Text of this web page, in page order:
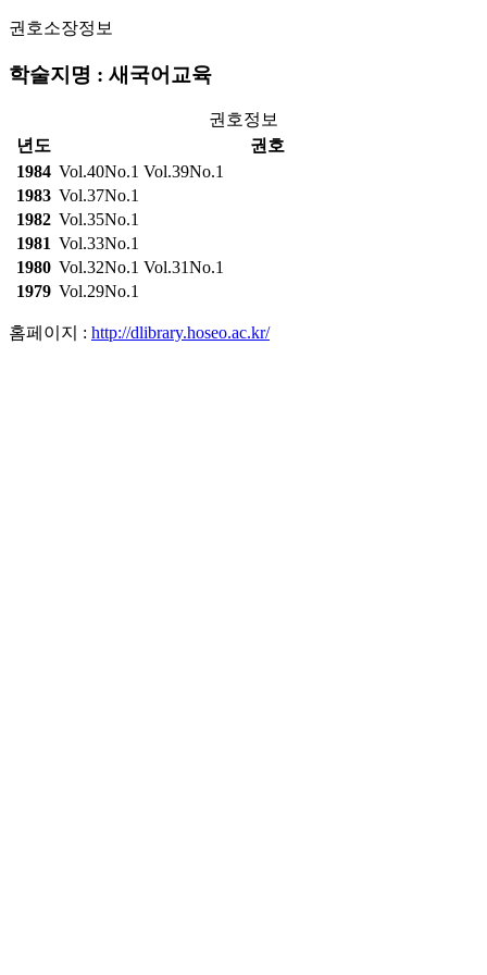
권호소장정보
학술지명 : 새국어교육
권호정보
년도
권호
1984 Vol.40No.1 Vol.39No.1
1983 Vol.37No.1
1982 Vol.35No.1
1981 Vol.33No.1
1980 Vol.32No.1 Vol.31No.1
1979 Vol.29No.1
홈페이지 : http://dlibrary.hoseo.ac.kr/